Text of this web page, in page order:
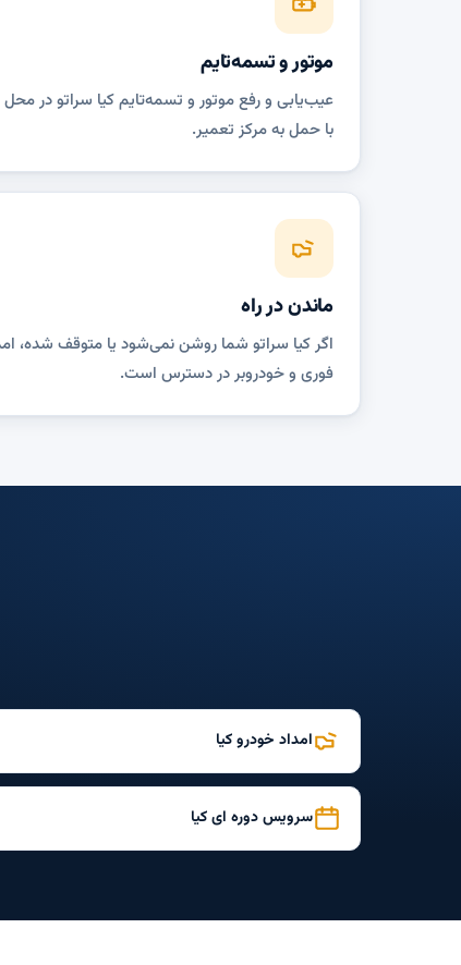
موتور و تسمه‌تایم
عیب‌یابی و رفع موتور و تسمه‌تایم کیا سراتو در محل
با حمل به مرکز تعمیر.
ماندن در راه
اگر کیا سراتو شما روشن نمی‌شود یا متوقف شده،
فوری و خودروبر در دسترس است.
امداد خودرو کیا
سرویس دوره ای کیا